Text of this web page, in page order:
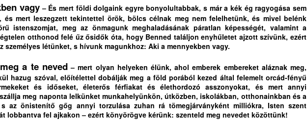
vagy– És mert földi dolgaink egyre bonyolultabbak, s már a kék ég ragyogása sem
és mert leszegzett tekintettel örök, bölcs célnak meg nem felelhetünk, és mivel belénk
istenszomjat, meg az önmagunk meghaladásának páratlan képességét, valamint a
otthonod felé űz ősidők óta, hogy Benned találjon enyhűletet ajzott szívünk, ezért
személyes létünket, s hívunk magunkhoz: Aki a mennyekben vagy.
a te neved – mert olyan helyeken élünk, ahol emberek embereket aláznak meg,
hazug szóval, előítélettel dobálják meg a föld porából kezed által felemelt orcád-fényű
és időseket, életerős férfiakat és élethordozó asszonyokat, és mert annyi
meg naponta lelkünket munkahelyünkön, útközben, iskolákban, otthonainkban és a
az önistenítő gőg annyi torzulása zuhan rá tömegjárványként milliókra, Isten szent
lobbantva fel ajkakon – ezért könyörögve kérünk: szenteld meg nevedet közöttünk!
Évente egy vasárnapon legyen könyörgés és hálaadás
igehirdetésért, prédikátorokért
Mikor van alkalom és idő a gyülekezetekben, az Ige
(2Tim 4,2)
Aki titeket hallgat, engem hallgat, és aki titeket megvet,
engem vet meg; és aki engem vet meg, azt veti meg,
aki engem elküldött
(Luk 10,16)
Pannonicus Reformatus
JUL
26
TESTVÉRI SZÓ TŐKÉS LÁSZLÓHOZ TUSVÁNYOSI
BESZÉDE ÉS A REFORMÁTUS EMLÉKEZET-
KULTÚRA KAPCSÁN
TESTVÉRI SZÓ TŐKÉS LÁSZLÓHOZ
TUSVÁNYOSI BESZÉDE ÉS A REFORMÁTUS
EMLÉKEZET-KULTÚRA KAPCSÁN